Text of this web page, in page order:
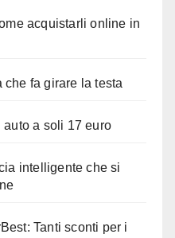
acquistarli online in
che fa girare la testa
auto a soli 17 euro
intelligente che si
Tanti sconti per i